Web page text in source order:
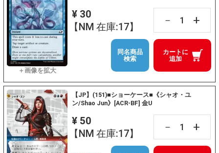
¥ 30
【NM 在庫:17】
－ +
カートに
追加
同名商品
検索
【JP】(151)■ショーケース■《シャオ・ユ
ン/Shao Jun》[ACR-BF] 金U
¥ 50
【NM 在庫:17】
－ +